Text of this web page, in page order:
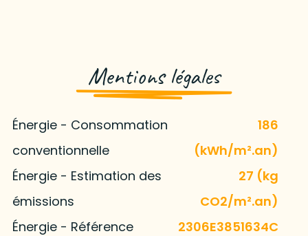
Mentions légales
Énergie - Consommation
conventionnelle
186
(kWh/m².an)
Énergie - Estimation des
émissions
27 (kg
CO2/m².an)
Énergie - Référence
2306E3851634C